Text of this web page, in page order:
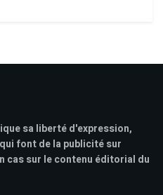
sa liberté d'expression,
font de la publicité sur
cas sur le contenu éditorial du